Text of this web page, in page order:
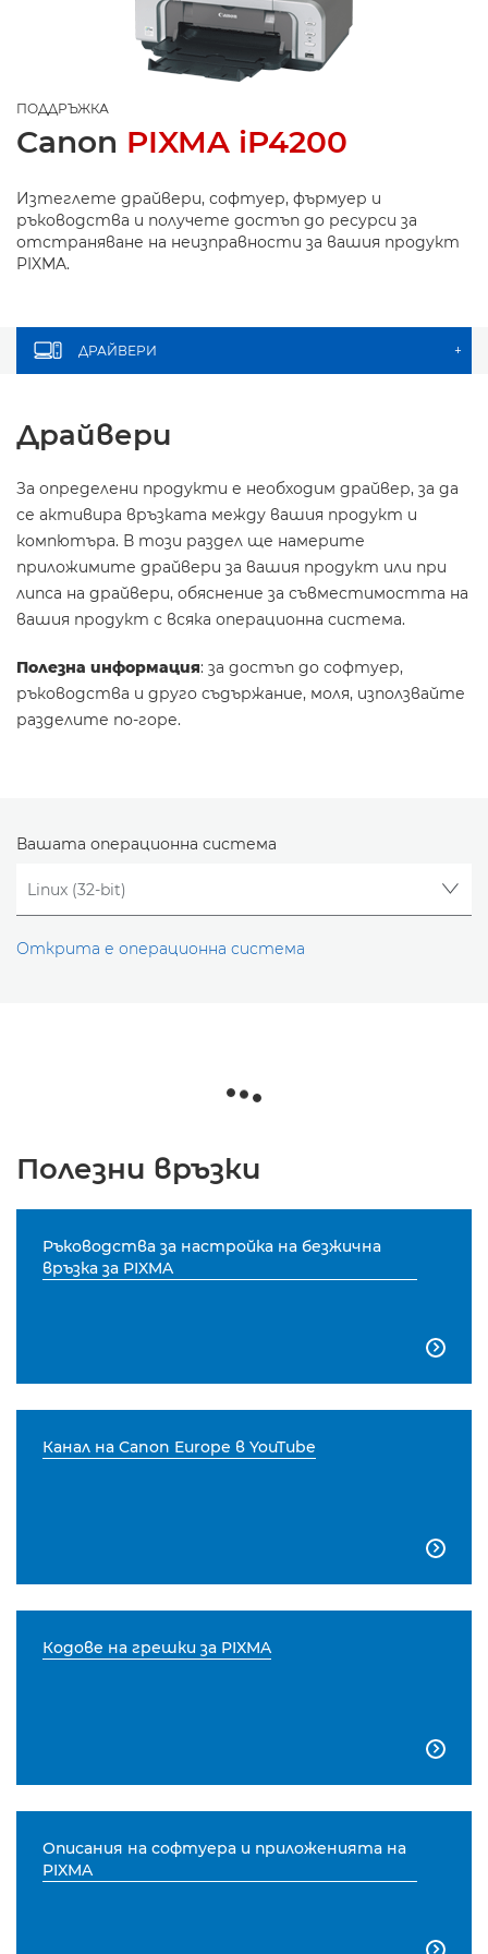
ПОДДРЪЖКА
Canon PIXMA iP4200
Изтеглете драйвери, софтуер, фърмуер и
ръководства и получете достъп до ресурси за
отстраняване на неизправности за вашия продукт
PIXMA.
ДРАЙВЕРИ +
Драйвери
За определени продукти е необходим драйвер, за да
се активира връзката между вашия продукт и
компютъра. В този раздел ще намерите
приложимите драйвери за вашия продукт или при
липса на драйвери, обяснение за съвместимостта на
вашия продукт с всяка операционна система.
Полезна информация: за достъп до софтуер,
ръководства и друго съдържание, моля, използвайте
разделите по-горе.
Вашата операционна система
Открита е операционна система
Полезни връзки
Ръководства за настройка на безжична
връзка за PIXMA

Канал на Canon Europe в YouTube

Кодове на грешки за PIXMA

Описания на софтуера и приложенията на
PIXMA
